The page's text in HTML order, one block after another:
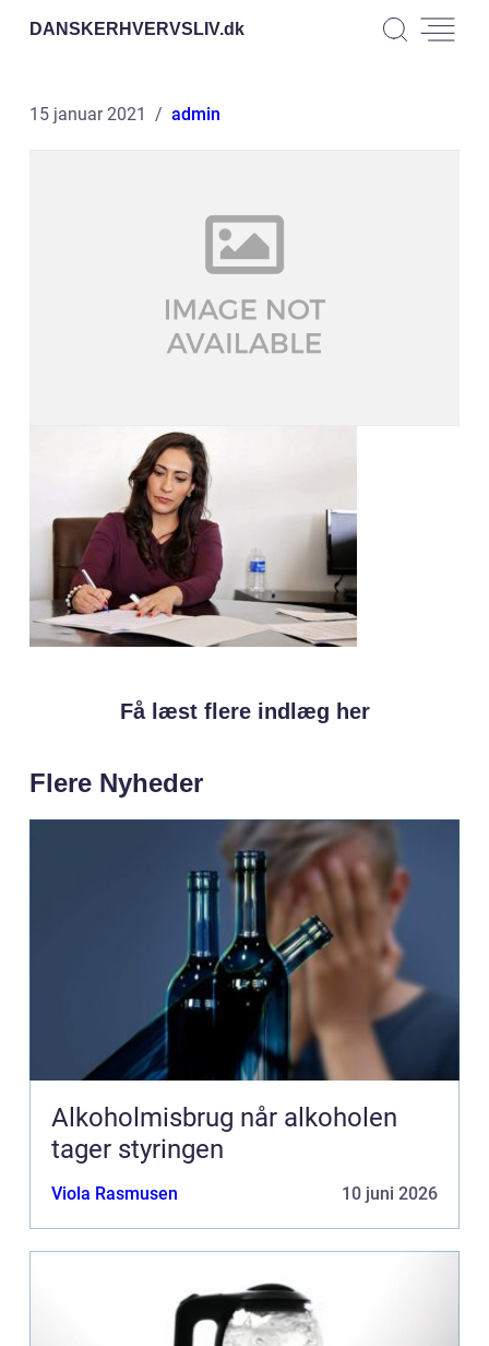
DANSKERHVERVSLIV.dk
15 januar 2021 admin
Få læst flere indlæg her
Flere Nyheder
Alkoholmisbrug når alkoholen
tager styringen
Viola Rasmusen 10 juni 2026